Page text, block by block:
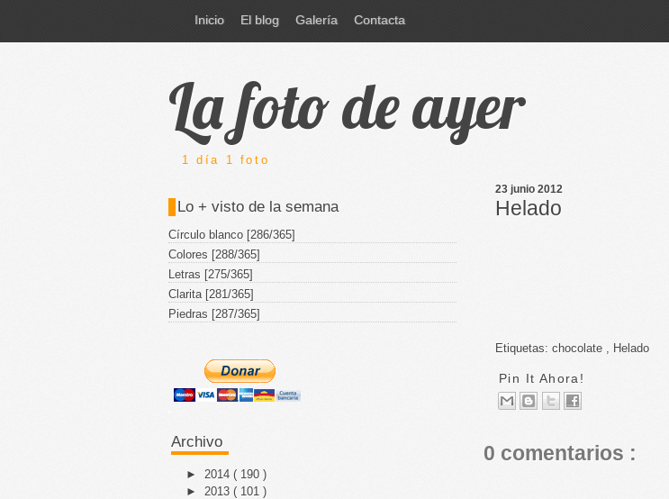
Inicio El blog Galería Contacta
La foto de ayer
1 día 1 foto
23 junio 2012
Helado
Etiquetas: chocolate Helado
Pin It Ahora!
0 comentarios :
Lo + visto de la semana
Círculo blanco [286/365]
Colores [288/365]
Letras [275/365]
Clarita [281/365]
Piedras [287/365]
Archivo
► 2014 ( 190 )
► 2013 ( 101 )